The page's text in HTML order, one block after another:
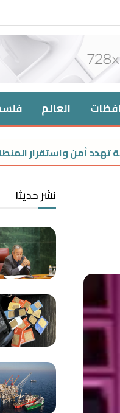
العالم
واستقرار المنطقة
نشر حديثا